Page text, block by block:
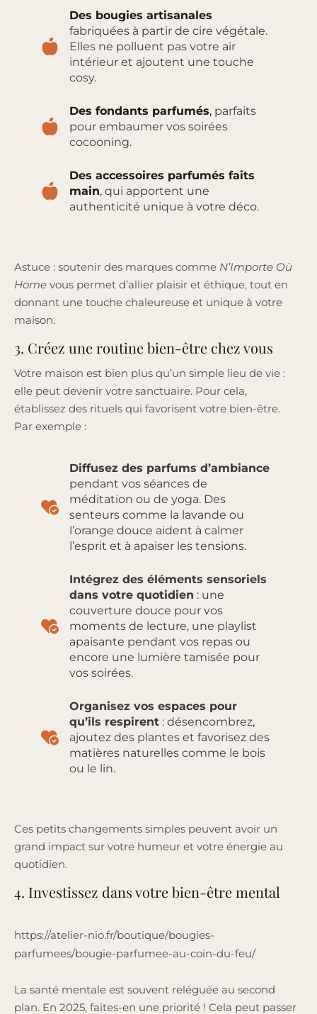
Des bougies artisanales
fabriquées à partir de cire végétale.
Elles ne polluent pas votre air
intérieur et ajoutent une touche
cosy.
Des fondants parfumés, parfaits
pour embaumer vos soirées
cocooning.
Des accessoires parfumés faits
main, qui apportent une
authenticité unique à votre déco.
Astuce : soutenir des marques comme N’Importe Où
Home vous permet d’allier plaisir et éthique, tout en
donnant une touche chaleureuse et unique à votre
maison.
3. Créez une routine bien-être chez vous
Votre maison est bien plus qu’un simple lieu de vie :
elle peut devenir votre sanctuaire. Pour cela,
établissez des rituels qui favorisent votre bien-être.
Par exemple :
Diffusez des parfums d’ambiance
pendant vos séances de
méditation ou de yoga. Des
senteurs comme la lavande ou
l’orange douce aident à calmer
l’esprit et à apaiser les tensions.
Intégrez des éléments sensoriels
dans votre quotidien : une
couverture douce pour vos
moments de lecture, une playlist
apaisante pendant vos repas ou
encore une lumière tamisée pour
vos soirées.
Organisez vos espaces pour
qu’ils respirent : désencombrez,
ajoutez des plantes et favorisez des
matières naturelles comme le bois
ou le lin.
Ces petits changements simples peuvent avoir un
grand impact sur votre humeur et votre énergie au
quotidien.
4. Investissez dans votre bien-être mental
https://atelier-nio.fr/boutique/bougies-
parfumees/bougie-parfumee-au-coin-du-feu/
La santé mentale est souvent reléguée au second
plan. En 2025, faites-en une priorité ! Cela peut passer